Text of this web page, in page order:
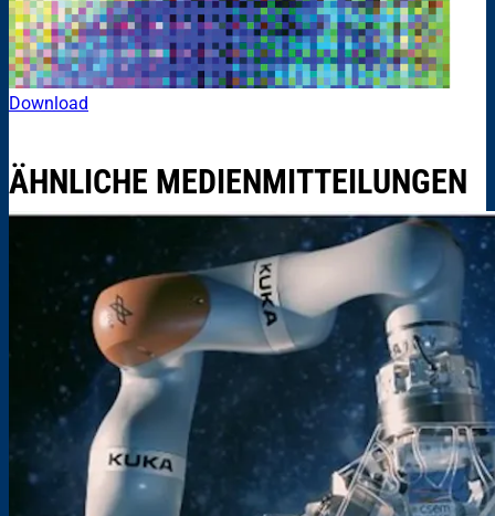
Download
ÄHNLICHE MEDIENMITTEILUNGEN